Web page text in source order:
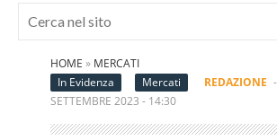
HOME » MERCATI
In Evidenza
Mercati REDAZIONE -
SETTEMBRE 2023 - 14:30